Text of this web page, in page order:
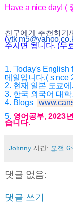
Have a nice day! (
친구에게 추천하기
(
주시면 됩니다. (무
1. 'Today's English
메일입니다.( since
2. 현재 일본 도쿄
3. 한국 외국어 대
4. Blogs :
5. 영어공부, 2023
습니다.
Johnny 시간: 오전
댓글 없음:
댓글 쓰기